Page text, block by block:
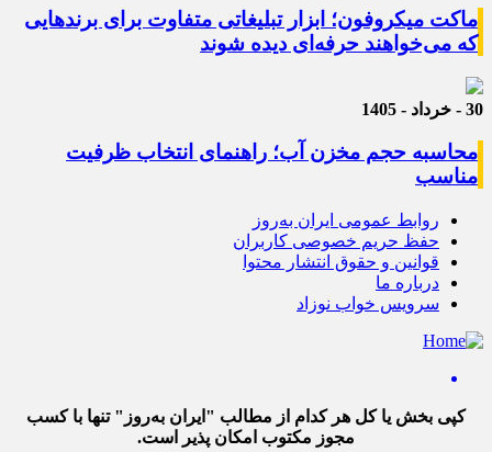
ماکت میکروفون؛ ابزار تبلیغاتی متفاوت برای برندهایی
که می‌خواهند حرفه‌ای دیده شوند
30 - خرداد - 1405
محاسبه حجم مخزن آب؛ راهنمای انتخاب ظرفیت
مناسب
روابط عمومی ایران به‌روز
حفظ حریم خصوصی کاربران
قوانین و حقوق انتشار محتوا
درباره ما
سرویس خواب نوزاد
کپی بخش یا کل هر کدام از مطالب "ایران به‌روز" تنها با کسب
مجوز مکتوب امکان پذیر است.